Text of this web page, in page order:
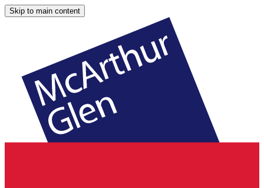
Skip to main content